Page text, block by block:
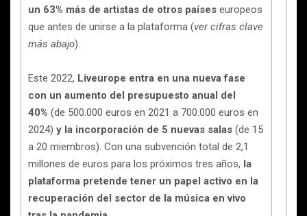
un 63% más de artistas de otros países europeos
que antes de unirse a la plataforma (ver cifras clave
más abajo).
Este 2022, Liveurope entra en una nueva fase
con un aumento del presupuesto anual del
40% (de 500.000 euros en 2021 a 700.000 euros en
2024) y la incorporación de 5 nuevas salas (de 15
a 20 miembros). Con una subvención total de 2,1
millones de euros para los próximos tres años, la
plataforma pretende tener un papel activo en la
recuperación del sector de la música en vivo